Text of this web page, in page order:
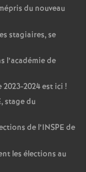
du nouveau
stagiaires, se
l’académie de
2023-2024 est ici !
, stage du
de l’INSPE de
les élections au